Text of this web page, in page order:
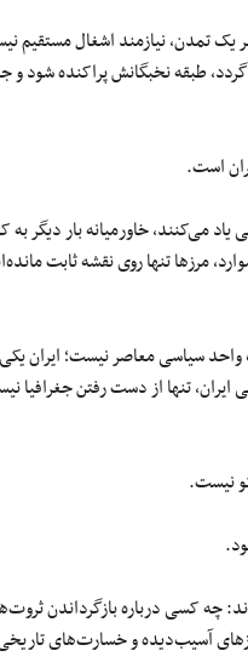
تمدن، نیازمند اشغال مستقیم
طبقه نخبگانش پراکنده شود و
است.
یاد می‌کنند، خاورمیانه بار دیگر
مرزها تنها روی نقشه ثابت
واحد سیاسی معاصر نیست؛ ایران
تنها از دست رفتن جغرافیا
نیست.
چه کسی درباره بازگرداندن
آسیب‌دیده و خسارت‌های